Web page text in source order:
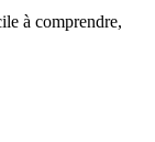
à comprendre,